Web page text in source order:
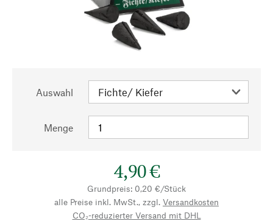
Auswahl
Menge
4,90 €
Grundpreis: 0,20 €/Stück
alle Preise inkl. MwSt., zzgl. Versandkosten
CO₂-reduzierter Versand mit DHL